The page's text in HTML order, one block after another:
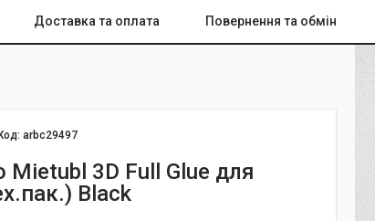
Доставка та оплата Повернення та обмін
arbc29497
Mietubl 3D Full Glue для
Black